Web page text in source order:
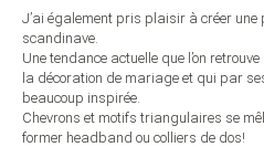
J’ai également pris plaisir à créer une
scandinave.
Une tendance actuelle que l’on
la décoration de mariage et qui par
beaucoup inspirée.
Chevrons et motifs triangulaires se
former headband ou colliers de dos!